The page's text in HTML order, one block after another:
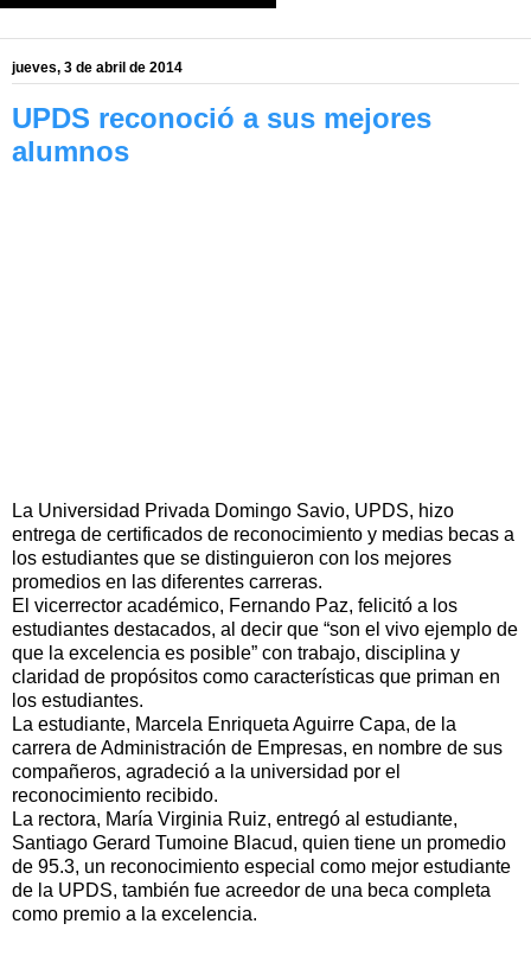
jueves, 3 de abril de 2014
UPDS reconoció a sus mejores
alumnos
La Universidad Privada Domingo Savio, UPDS, hizo
entrega de certificados de reconocimiento y medias becas a
los estudiantes que se distinguieron con los mejores
promedios en las diferentes carreras.
El vicerrector académico, Fernando Paz, felicitó a los
estudiantes destacados, al decir que “son el vivo ejemplo de
que la excelencia es posible” con trabajo, disciplina y
claridad de propósitos como características que priman en
los estudiantes.
La estudiante, Marcela Enriqueta Aguirre Capa, de la
carrera de Administración de Empresas, en nombre de sus
compañeros, agradeció a la universidad por el
reconocimiento recibido.
La rectora, María Virginia Ruiz, entregó al estudiante,
Santiago Gerard Tumoine Blacud, quien tiene un promedio
de 95.3, un reconocimiento especial como mejor estudiante
de la UPDS, también fue acreedor de una beca completa
como premio a la excelencia.